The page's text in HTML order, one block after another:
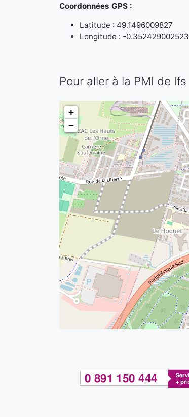
Coordonnées GPS :
Latitude : 49.1496009827
Longitude : -0.352429002523
Pour aller à la PMI de Ifs
+
−